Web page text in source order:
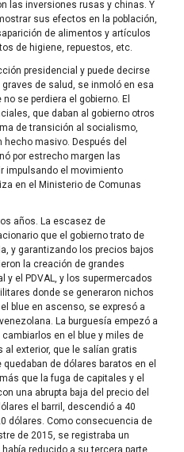
las inversiones rusas y chinas. Y
sus efectos en la población,
de alimentos y artículos
de higiene, repuestos, etc.
presidencial y puede decirse
de salud, se inmoló en esa
se perdiera el gobierno. El
que daban al gobierno otros
de transición al socialismo,
masivo. Después del
por estrecho margen las
impulsando el movimiento
en el Ministerio de Comunas
años. La escasez de
que el gobierno trato de
y garantizando los precios bajos
la creación de grandes
el PDVAL, y los supermercados
donde se generaron nichos
blue en ascenso, se expresó a
La burguesía empezó a
en el blue y miles de
exterior, que le salían gratis
de dólares baratos en el
que la fuga de capitales y el
una abrupta baja del precio del
el barril, descendió a 40
dólares. Como consecuencia de
de 2015, se registraba un
reducido a su tercera parte,